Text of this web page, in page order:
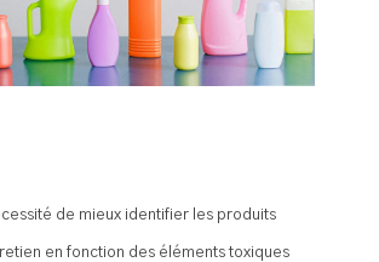
de mieux identifier les produits
en fonction des éléments toxiques